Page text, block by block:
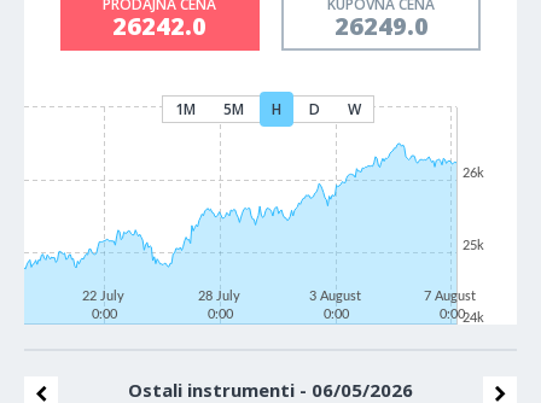
26242.0 26249.0
1M 5M H D W
22 July
0:00
28 July
0:00
3 August
0:00
7 August
0:0024k
25k
26k
Ostali instrumenti - 06/05/2026